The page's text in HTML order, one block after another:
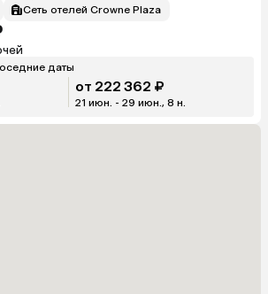
Сеть отелей Crowne Plaza
даты
от 222 362 ₽
21 июн. - 29 июн., 8 н.